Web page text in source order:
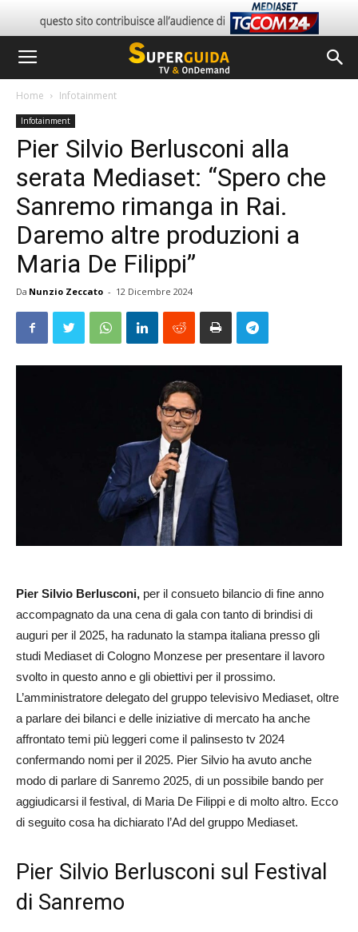
Home Infotainment
Infotainment
Pier Silvio Berlusconi alla
serata Mediaset: “Spero che
Sanremo rimanga in Rai.
Daremo altre produzioni a
Maria De Filippi”
Da Nunzio Zeccato - 12 Dicembre 2024
Pier Silvio Berlusconi, per il consueto bilancio di fine anno
accompagnato da una cena di gala con tanto di brindisi di
auguri per il 2025, ha radunato la stampa italiana presso gli
studi Mediaset di Cologno Monzese per presentare il lavoro
svolto in questo anno e gli obiettivi per il prossimo.
L’amministratore delegato del gruppo televisivo Mediaset, oltre
a parlare dei bilanci e delle iniziative di mercato ha anche
affrontato temi più leggeri come il palinsesto tv 2024
confermando nomi per il 2025. Pier Silvio ha avuto anche
modo di parlare di Sanremo 2025, di un possibile bando per
aggiudicarsi il festival, di Maria De Filippi e di molto altro. Ecco
di seguito cosa ha dichiarato l’Ad del gruppo Mediaset.
Pier Silvio Berlusconi sul Festival
di Sanremo